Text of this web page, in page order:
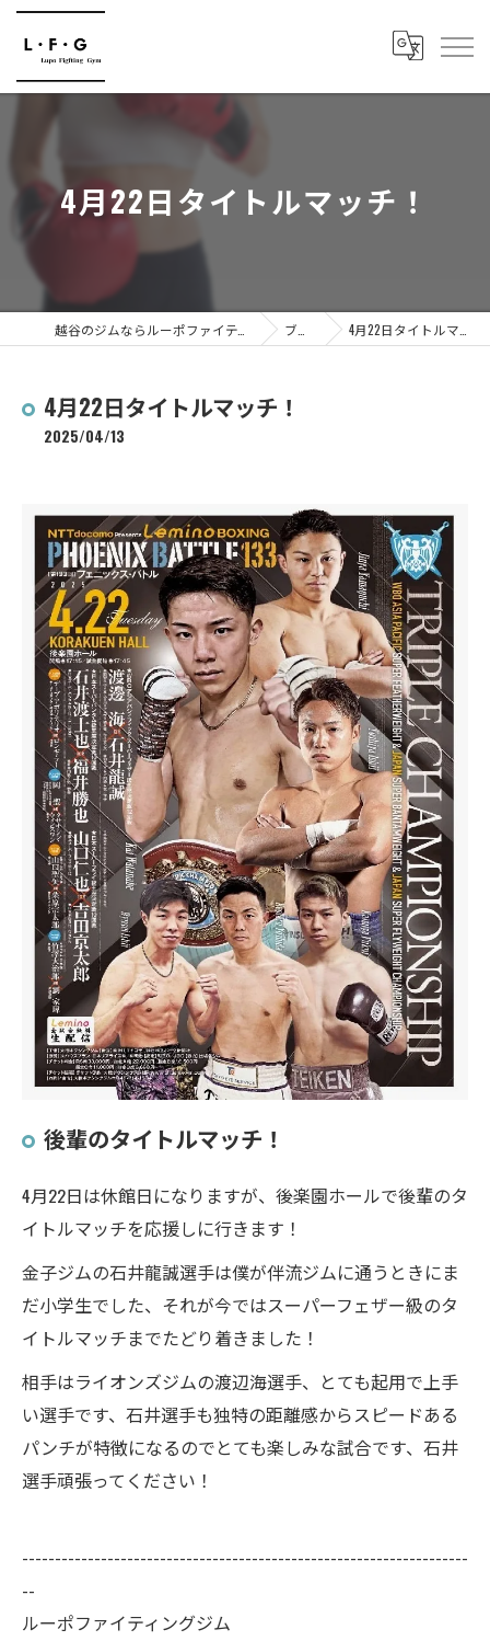
4月22日タイトルマッチ！
越谷のジムならルーポファイティングジム ブログ 4月22日タイトルマッチ！
4月22日タイトルマッチ！
2025/04/13
後輩のタイトルマッチ！
4月22日は休館日になりますが、後楽園ホールで後輩のタ
イトルマッチを応援しに行きます！
金子ジムの石井龍誠選手は僕が伴流ジムに通うときにま
だ小学生でした、それが今ではスーパーフェザー級のタ
イトルマッチまでたどり着きました！
相手はライオンズジムの渡辺海選手、とても起用で上手
い選手です、石井選手も独特の距離感からスピードある
パンチが特徴になるのでとても楽しみな試合です、石井
選手頑張ってください！
--------------------------------------------------------------------
--
ルーポファイティングジム